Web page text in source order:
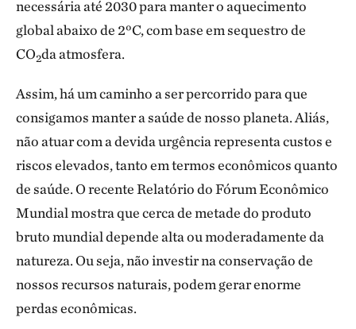
necessária até 2030 para manter o aquecimento
global abaixo de 2ºC, com base em sequestro de
CO2da atmosfera.
Assim, há um caminho a ser percorrido para que
consigamos manter a saúde de nosso planeta. Aliás,
não atuar com a devida urgência representa custos e
riscos elevados, tanto em termos econômicos quanto
de saúde. O recente Relatório do Fórum Econômico
Mundial mostra que cerca de metade do produto
bruto mundial depende alta ou moderadamente da
natureza. Ou seja, não investir na conservação de
nossos recursos naturais, podem gerar enorme
perdas econômicas.